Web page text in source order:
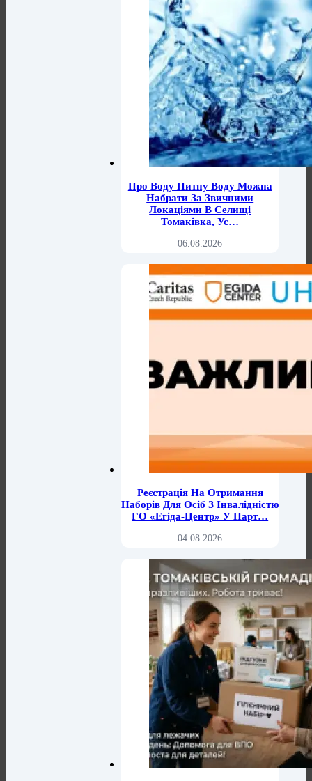
Про Воду Питну Воду Можна
Набрати За Звичними
Локаціями В Селищі
Томаківка, Ус…
06.08.2026
Реєстрація На Отримання
Наборів Для Осіб З Інвалідністю
ГО «Егіда-Центр» У Парт…
04.08.2026